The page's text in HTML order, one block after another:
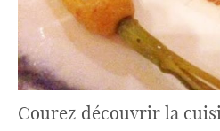
Courez découvrir la